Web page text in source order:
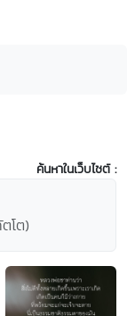
ค้นหาในเว็บไซต์ :
โต)